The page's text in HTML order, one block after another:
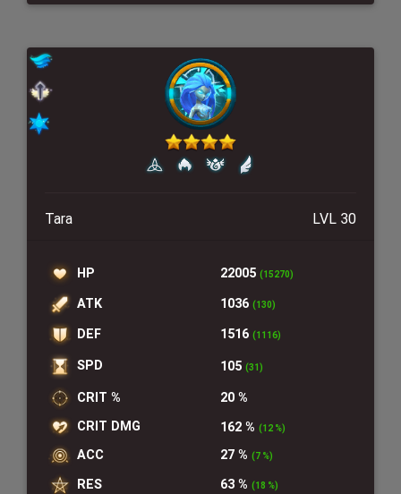
Tara LVL 30
HP 22005 (15270)
ATK 1036 (130)
DEF 1516 (1116)
SPD 105 (31)
CRIT %
20 %
CRIT DMG
162 % (12 %)
ACC 27 % (7 %)
RES 63 % (18 %)